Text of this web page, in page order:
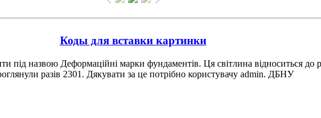
Коды для вставки картинки
під назвою Деформаційні марки фундаментів. Ця світлина відноситься до
разів 2301. Дякувати за це потрібно користувачу admin. ДБНУ